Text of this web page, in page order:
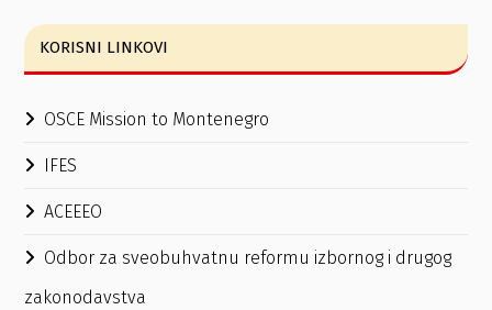
KORISNI LINKOVI
OSCE Mission to Montenegro
IFES
ACEEEO
Odbor za sveobuhvatnu reformu izbornog i drugog
zakonodavstva